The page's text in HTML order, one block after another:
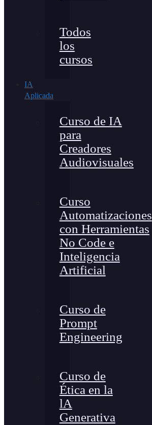
Todos
los
cursos
IA
Aplicada
Curso de IA
para
Creadores
Audiovisuales
Curso
Automatizaciones
con Herramientas
No Code e
Inteligencia
Artificial
Curso de
Prompt
Engineering
Curso de
Ética en la
lA
Generativa